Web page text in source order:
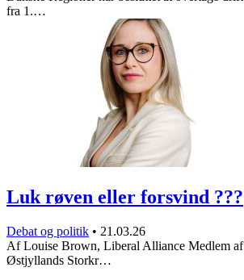
fra 1.…
Luk røven eller forsvind ???
Debat og politik • 21.03.26
Af Louise Brown, Liberal Alliance Medlem
Østjyllands Storkr…